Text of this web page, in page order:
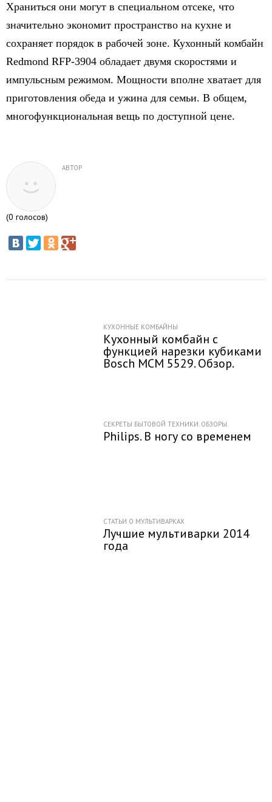
Храниться они могут в специальном отсеке, что
значительно экономит пространство на кухне и
сохраняет порядок в рабочей зоне. Кухонный комбайн
Redmond RFP-3904 обладает двумя скоростями и
импульсным режимом. Мощности вполне хватает для
приготовления обеда и ужина для семьи. В общем,
многофункциональная вещь по доступной цене.
АВТОР
(0 голосов)
КУХОННЫЕ КОМБАЙНЫ
Кухонный комбайн с
функцией нарезки кубиками
Bosch MCM 5529. Обзор.
СЕКРЕТЫ БЫТОВОЙ ТЕХНИКИ. ОБЗОРЫ.
Philips. В ногу со временем
СТАТЬИ О МУЛЬТИВАРКАХ
Лучшие мультиварки 2014
года